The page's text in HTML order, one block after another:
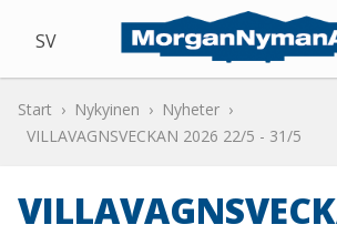
SV
Start Nykyinen
Nyheter
VILLAVAGNSVECKAN 2026 22/5 - 31/5